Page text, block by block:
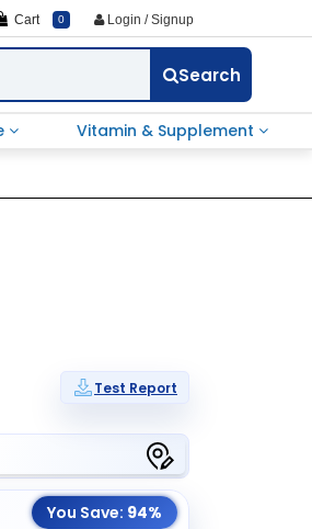
Cart 0 Login / Signup
Search
Vitamin & Supplement
Test Report
You Save: 94%